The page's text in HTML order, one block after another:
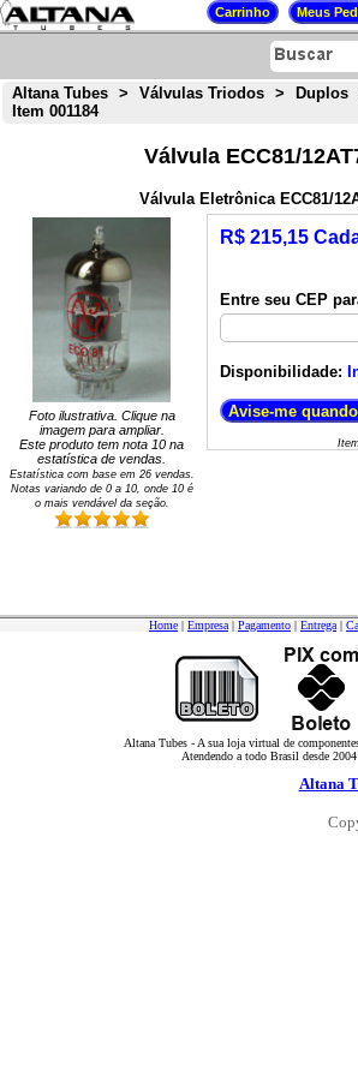
Altana Tubes > Válvulas Triodos > Duplos
Item 001184
Válvula ECC81/
Válvula Eletrônica ECC81/
Foto ilustrativa. Clique na
imagem para ampliar.
Este produto tem nota 10 na
estatística de vendas.
Estatística com base em 26vendas.
Notas variando de 0a 10, onde 10 é
o mais vendável da seção.
R$ 215,15
Entre seu CEP
Disponibilidade:
Item
Home | Empresa | Pagamento | Entrega |
Altana Tubes - A sua loja virtual de
Atendendo a todo Brasil desde 2004
Altana